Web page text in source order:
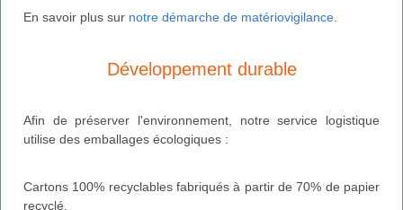
En savoir plus sur notre démarche de matériovigilance
Développement durable
Afin de préserver l'environnement, notre service logistique
utilise des emballages écologiques :
Cartons 100% recyclables fabriqués à partir de 70% de papier
recyclé.